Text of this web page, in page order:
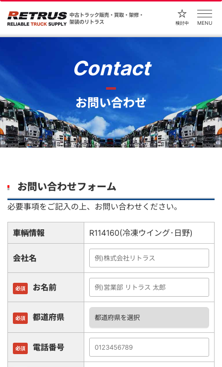
中古トラック販売・買取・架修・
架装のリトラス
検討中 MENU
Contact
お問い合わせ
お問い合わせフォーム
必要事項をご記入の上、お問い合わせください。
車輌情報 R114160(冷凍ウイング･日野)
会社名
必須 お名前
必須 都道府県
必須 電話番号